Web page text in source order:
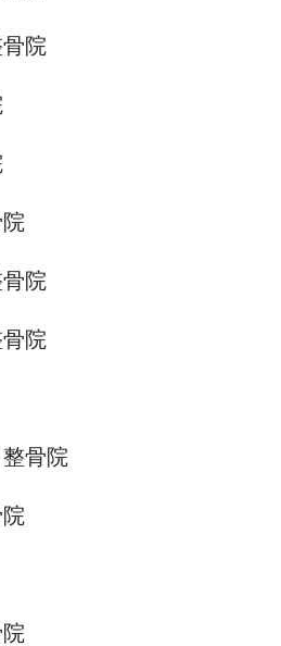
院
院
院
骨院